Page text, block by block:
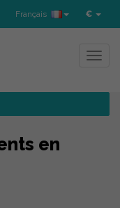
€
Français
en